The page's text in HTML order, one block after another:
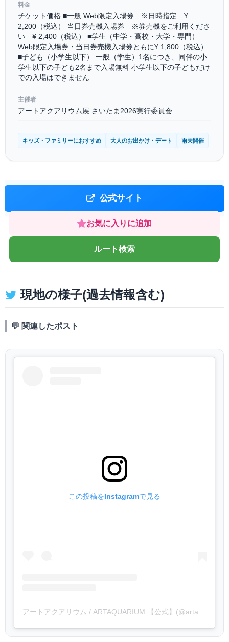
料金
チケット価格 ■一般 Web限定入場券 ※日時指定 ¥
2,200（税込） 当日券売機入場券 ※券売機をご利用くださ
い ¥ 2,400（税込） ■学生（中学・高校・大学・専門）
Web限定入場券・当日券売機入場券ともに¥ 1,800（税込）
■子ども（小学生以下） 一般（学生）1名につき、同伴の小
学生以下の子ども2名まで入場無料 小学生以下の子どもだけ
での入場はできません
主催者
アートアクアリウム展 さいたま2026実行委員会
キッズ・ファミリーにおすすめ 大人のお出かけ・デート 雨天開催
公式サイト
お気に入りに追加
ルート検索
現地の様子(過去情報含む)
💬 関連したポスト
この投稿をInstagramで見る